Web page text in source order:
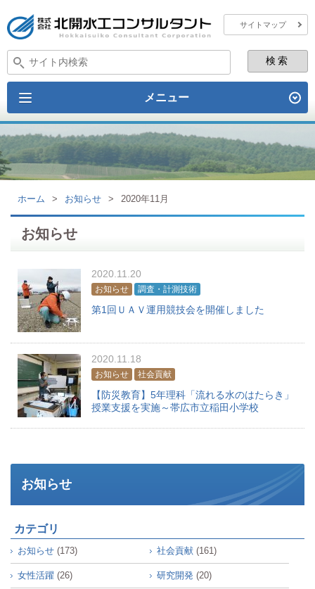
サイトマップ
メニュー
ホーム > お知らせ > 2020年11月
お知らせ
2020.11.20
お知らせ 調査・計測技術
第1回ＵＡＶ運用競技会を開催しました
2020.11.18
お知らせ 社会貢献
【防災教育】5年理科「流れる水のはたらき」
授業支援を実施～帯広市立稲田小学校
お知らせ
カテゴリ
お知らせ (173) 社会貢献 (161)
女性活躍 (26) 研究開発 (20)